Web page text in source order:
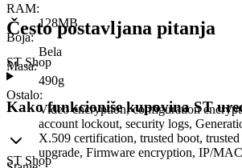
RAM:
128MB
Boja:
Bela
Masa:
490g
Ostalo:
Video encryption, configuration
account lockout, security logs,
X.509 certification, trusted boot,
upgrade, Firmware encryption, IP/
Često postavljana pitanja
ST Shop
Kako funkcioniše kupovina ST
ST Shop